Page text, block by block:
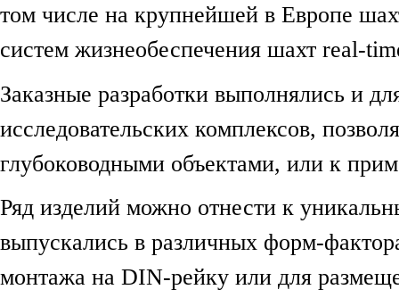
том числе на крупнейшей в Европе
систем жизнеобеспечения шахт real-
Заказные разработки выполнялись и
исследовательских комплексов,
глубоководными объектами, или к
Ряд изделий можно отнести к
выпускались в различных форм-
монтажа на DIN-рейку или для